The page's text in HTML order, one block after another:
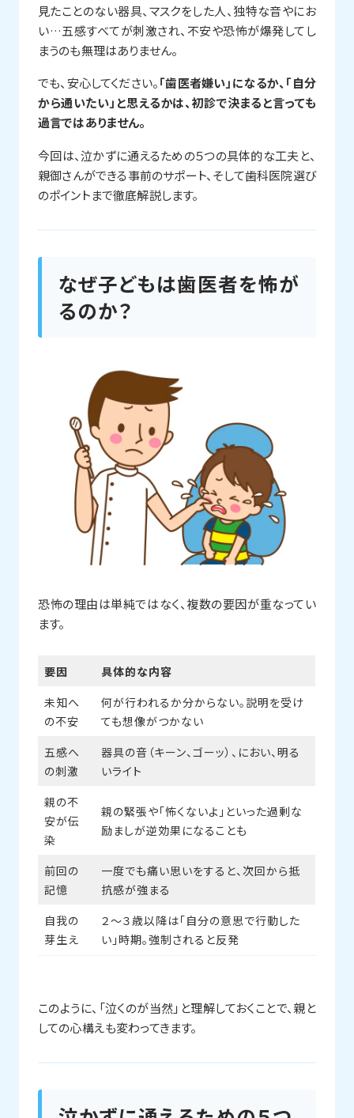
見たことのない器具、マスクをした人、独特な音やにお
い…五感すべてが刺激され、不安や恐怖が爆発してし
まうのも無理はありません。
でも、安心してください。「歯医者嫌い」になるか、「自分
から通いたい」と思えるかは、初診で決まると言っても
過言ではありません。
今回は、泣かずに通えるための５つの具体的な工夫と、
親御さんができる事前のサポート、そして歯科医院選び
のポイントまで徹底解説します。
なぜ子どもは歯医者を怖が
るのか？
恐怖の理由は単純ではなく、複数の要因が重なってい
ます。
要因
具体的な内容
未知へ
の不安
何が行われるか分からない。説明を受け
ても想像がつかない
五感へ
の刺激
器具の音（キーン、ゴーッ）、におい、明る
いライト
親の不
安が伝
染
親の緊張や「怖くないよ」といった過剰な
励ましが逆効果になることも
前回の
記憶
一度でも痛い思いをすると、次回から抵
抗感が強まる
自我の
芽生え
２～３歳以降は「自分の意思で行動した
い」時期。強制されると反発
このように、「泣くのが当然」と理解しておくことで、親と
しての心構えも変わってきます。